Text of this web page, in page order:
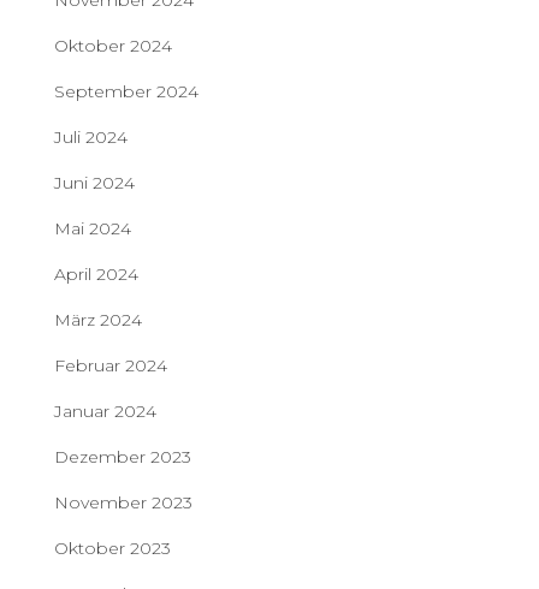
Oktober 2024
September 2024
Juli 2024
Juni 2024
Mai 2024
April 2024
März 2024
Februar 2024
Januar 2024
Dezember 2023
November 2023
Oktober 2023